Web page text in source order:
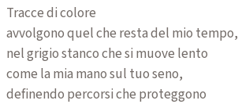
Tracce di colore
avvolgono quel che resta del mio tempo,
nel grigio stanco che si muove lento
come la mia mano sul tuo seno,
definendo percorsi che proteggono